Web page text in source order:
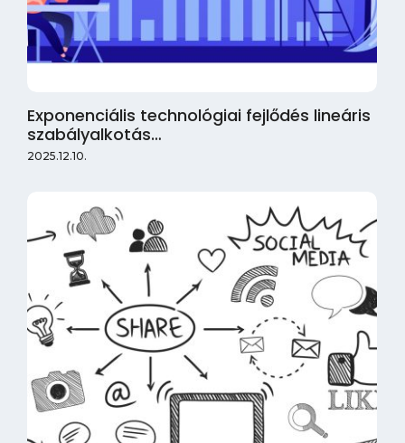
Exponenciális technológiai fejlődés lineáris
szabályalkotás…
2025.12.10.